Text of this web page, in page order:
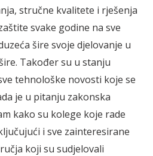
stručne kvalitete i rješenja
svake godine na sve
šire svoje djelovanje u
Također su u stanju
tehnološke novosti koje se
je u pitanju zakonska
kako su kolege koje rade
i sve zainteresirane
koji su sudjelovali